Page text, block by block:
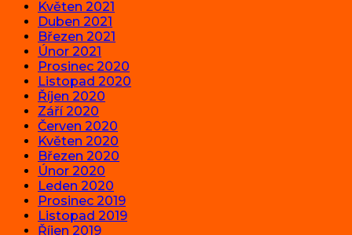
Květen 2021
Duben 2021
Březen 2021
Únor 2021
Prosinec 2020
Listopad 2020
Říjen 2020
Září 2020
Červen 2020
Květen 2020
Březen 2020
Únor 2020
Leden 2020
Prosinec 2019
Listopad 2019
Říjen 2019